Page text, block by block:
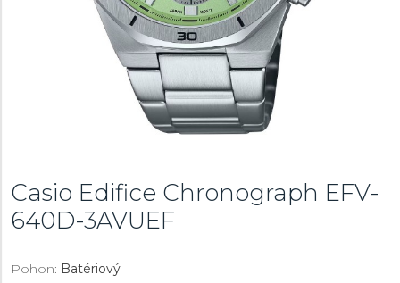
Casio Edifice Chronograph EFV-
640D-3AVUEF
Pohon: Batériový